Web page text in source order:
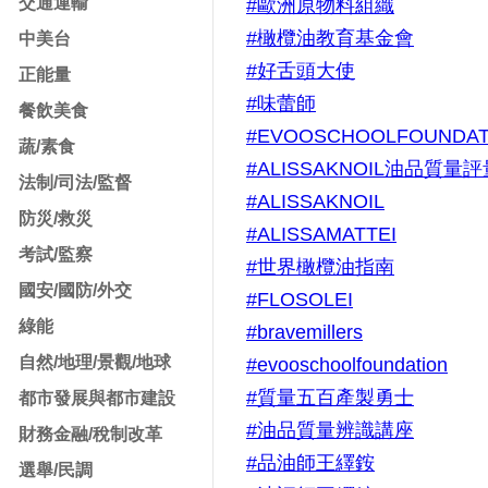
中美台
正能量
餐飲美食
蔬/素食
法制/司法/監督
防災/救災
考試/監察
國安/國防/外交
綠能
自然/地理/景觀/地球
都市發展與都市建設
財務金融/稅制改革
選舉/民調
#歐洲原物料組織
#橄欖油教育基金會
#好舌頭大使
#味蕾師
#ALISSAKNOIL油品質量評
#ALISSAKNOIL
#ALISSAMATTEI
#世界橄欖油指南
#FLOSOLEI
#bravemillers
#evooschoolfoundation
#質量五百產製勇士
#油品質量辨識講座
#品油師王繹銨